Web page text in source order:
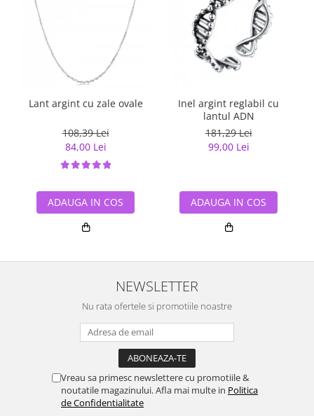
Lant argint cu zale ovale
108,39 Lei
84,00 Lei
ADAUGA IN COS
Inel argint reglabil cu
lantul ADN
181,29 Lei
99,00 Lei
ADAUGA IN COS
NEWSLETTER
Nu rata ofertele si promotiile noastre
Vreau sa primesc newslettere cu promotiile &
noutatile magazinului. Afla mai multe in Politica
de Confidentialitate